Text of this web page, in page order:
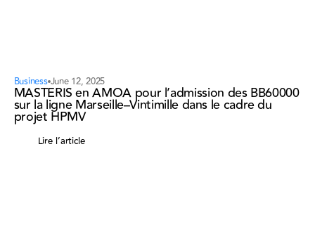
Business June 12, 2025
MASTERIS en AMOA pour l’admission des BB60000
sur la ligne Marseille–Vintimille dans le cadre du
projet HPMV
Lire l’article